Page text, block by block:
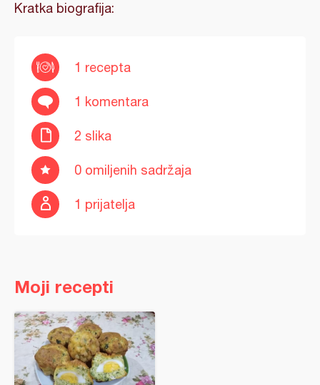
Kratka biografija:
1 recepta
1 komentara
2 slika
0 omiljenih sadržaja
1 prijatelja
Moji recepti